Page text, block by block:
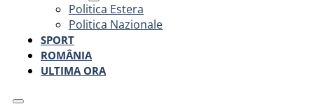
Politica Estera
Politica Nazionale
SPORT
ROMÂNIA
ULTIMA ORA